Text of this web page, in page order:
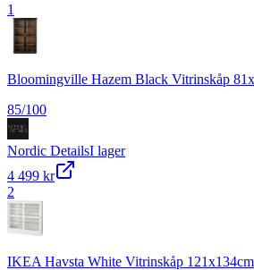
1
Bloomingville Hazem Black Vitrinskåp
85/100
Nordic DetailsI lager
4 499 kr
2
IKEA Havsta White Vitrinskåp 121x134cm